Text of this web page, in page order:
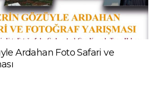
Ardahan Foto Safari ve